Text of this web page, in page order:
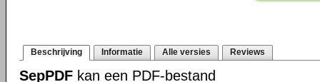
Beschrijving Informatie Alle versies Reviews
SepPDF kan een PDF-bestand